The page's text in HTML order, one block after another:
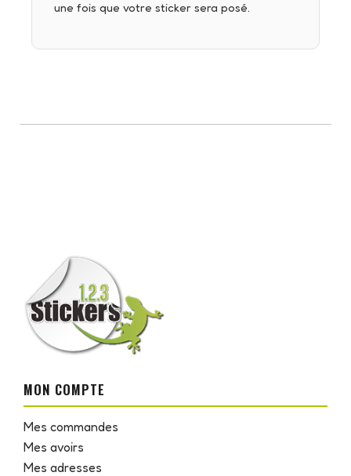
une fois que votre sticker sera posé.
MON COMPTE
Mes commandes
Mes avoirs
Mes adresses